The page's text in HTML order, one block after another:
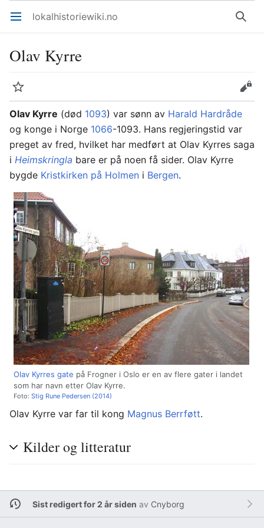
Åpne hovedmenyen lokalhistoriewiki.no Søk
Olav Kyrre
Overvåk
Rediger
Olav Kyrre (død 1093) var sønn av Harald Hardråde
og konge i Norge 1066-1093. Hans regjeringstid var
preget av fred, hvilket har medført at Olav Kyrres saga
i Heimskringla bare er på noen få sider. Olav Kyrre
bygde Kristkirken på Holmen i Bergen.
Olav Kyrres gate på Frogner i Oslo er en av flere gater i landet
som har navn etter Olav Kyrre.
Foto: Stig Rune Pedersen (2014)
Olav Kyrre var far til kong Magnus Berrføtt.
Kilder og litteratur
Sist redigert for 2 år siden av Cnyborg